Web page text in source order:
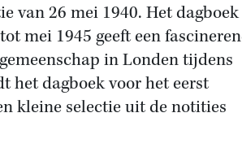
van 26 mei 1940. Het dagboek
mei 1945 geeft een
in Londen tijdens
het dagboek voor het eerst
kleine selectie uit de notities